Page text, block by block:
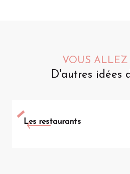
VOUS ALLEZ
D'autres idées
Les restaurants